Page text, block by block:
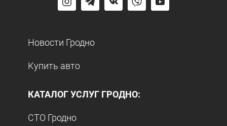
Новости Гродно
Купить авто
КАТАЛОГ УСЛУГ ГРОДНО:
СТО Гродно